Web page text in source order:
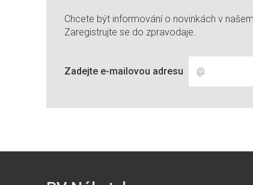
Chcete být informování o novinkách v
Zaregistrujte se do zpravodaje.
Zadejte e-mailovou adresu